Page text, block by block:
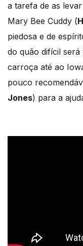
a tarefa de as
Mary Bee Cuddy (
piedosa e de
do quão difícil
carroça até ao
pouco
Jones) para a